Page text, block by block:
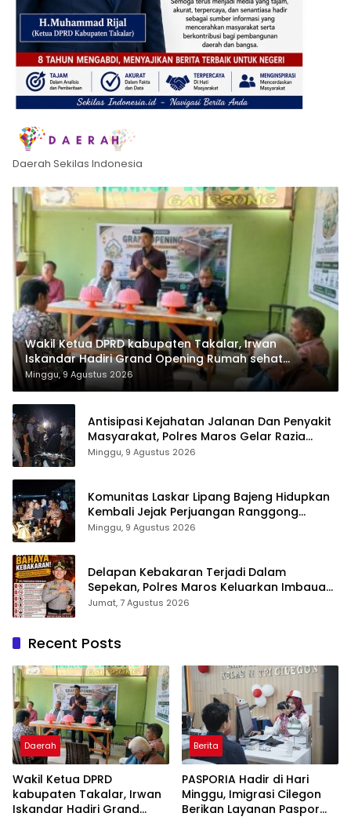
Daerah Sekilas Indonesia
Wakil Ketua DPRD kabupaten Takalar, Irwan
Iskandar Hadiri Grand Opening Rumah sehat
Pertama di Takalar, Melayani Terapis Gratis untuk
Pasien Dhuafa dan umum.
Minggu, 9 Agustus 2026
Antisipasi Kejahatan Jalanan Dan Penyakit
Masyarakat, Polres Maros Gelar Razia
Operasi Cipta Kondusif
Minggu, 9 Agustus 2026
Komunitas Laskar Lipang Bajeng Hidupkan
Kembali Jejak Perjuangan Ranggong
Daeng Romo, Wabup Takalar: Apresiasi
Minggu, 9 Agustus 2026
Delapan Kebakaran Terjadi Dalam
Sepekan, Polres Maros Keluarkan Imbauan
kepada Masyarakat
Jumat, 7 Agustus 2026
Recent Posts
Daerah
Wakil Ketua DPRD
kabupaten Takalar, Irwan
Iskandar Hadiri Grand
Berita
PASPORIA Hadir di Hari
Minggu, Imigrasi Cilegon
Berikan Layanan Paspor